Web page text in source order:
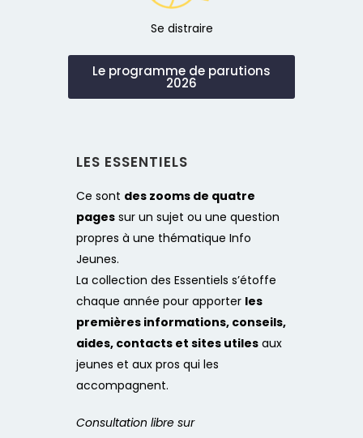
Se distraire
Le programme de parutions
2026
LES ESSENTIELS
Ce sont des zooms de quatre
pages sur un sujet ou une question
propres à une thématique Info
Jeunes.
La collection des Essentiels s’étoffe
chaque année pour apporter les
premières informations, conseils,
aides, contacts et sites utiles aux
jeunes et aux pros qui les
accompagnent.
Consultation libre sur